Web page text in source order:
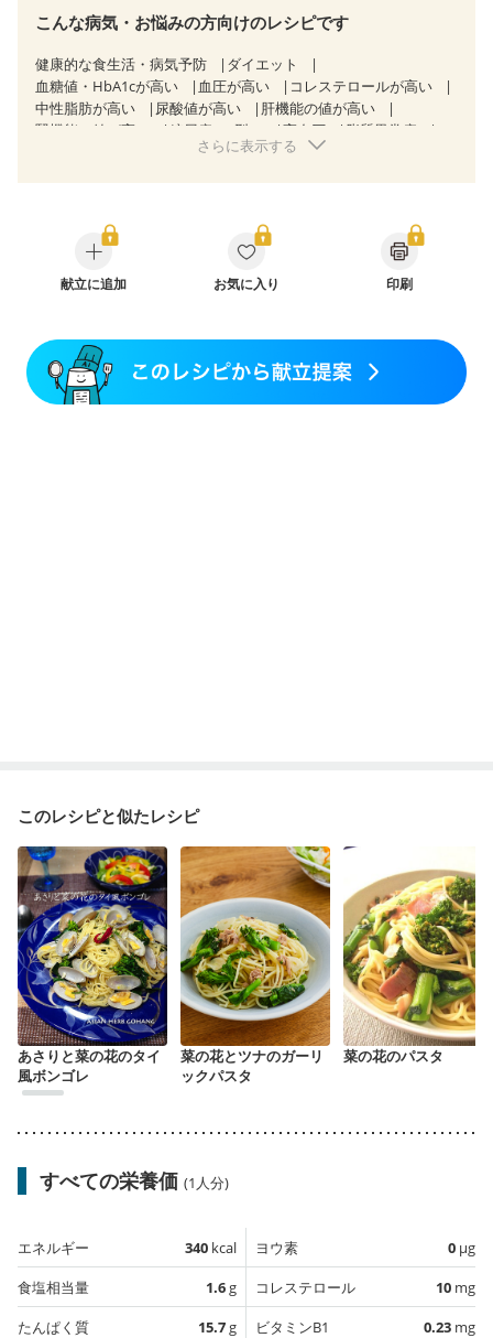
こんな病気・お悩みの方向けのレシピです
健康的な食生活・病気予防
ダイエット
血糖値・HbA1cが高い
血圧が高い
コレステロールが高い
中性脂肪が高い
尿酸値が高い
肝機能の値が高い
腎機能の値が高い
糖尿病（2型） 高血圧
脂質異常症
狭心症 心筋梗塞
糖尿病性腎症（第１期）
糖尿病性腎症（第２期）
糖尿病性腎症（第３期）
CKD（ステージ１）
CKD（ステージ２）
CKD（ステージ３a）
乳がん治療を終えた方・経過観察中の方など
産後（ミルク）
骨折 骨粗しょう症
関節リウマチ
乾癬
フレイル（年齢に合わせた体作り）
さらに表示する
献立に追加 お気に入り 印刷
このレシピと似たレシピ
あさりと菜の花のタイ
風ボンゴレ
菜の花とツナのガーリ
ックパスタ
菜の花のパスタ
すべての栄養価 (1人分)
エネルギー 340 kcal
食塩相当量
1.6g
たんぱく質
15.7g
ヨウ素 0 µg
コレステロール
10 mg
ビタミンB1
0.23 mg